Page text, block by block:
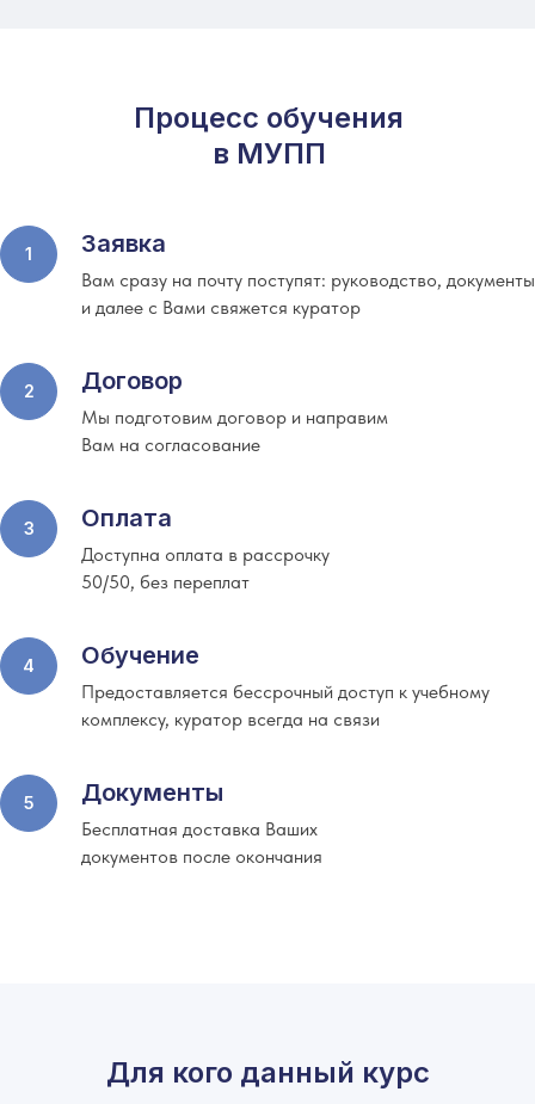
Процесс обучения
в МУПП
Заявка
Вам сразу на почту поступят: руководство, документы
и далее с Вами свяжется куратор
Договор
Мы подготовим договор и направим
Вам на согласование
Оплата
Доступна оплата в рассрочку
50/50, без переплат
Обучение
Предоставляется бессрочный доступ к учебному
комплексу, куратор всегда на связи
Документы
Бесплатная доставка Ваших
документов после окончания
Для кого данный курс